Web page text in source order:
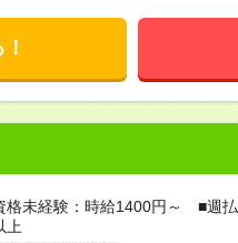
格未経験：時給1400円～ ■週
上